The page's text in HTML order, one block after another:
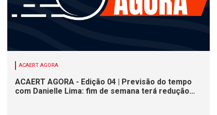
ACAERT AGORA
ACAERT AGORA - Edição 04 | Previsão do tempo
com Danielle Lima: fim de semana terá redução